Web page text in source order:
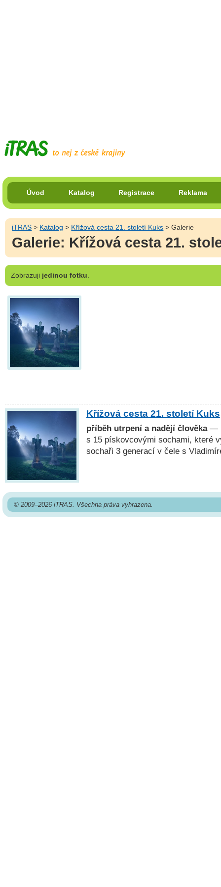
Úvod Katalog Registrace Reklama
iTRAS > Katalog > Křížová cesta 21. století Kuks > Galerie
Galerie: Křížová cesta 21.
Zobrazuji jedinou fotku
Křížová cesta 21. století Kuks
příběh utrpení a nadějí člověka—
s 15 pískovcovými sochami, které
sochaři 3 generací v čele s
© 2009–2026 iTRAS. Všechna práva vyhrazena.